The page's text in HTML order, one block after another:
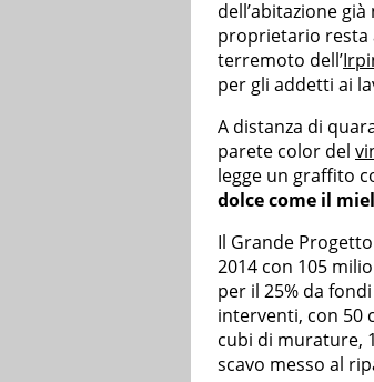
dell’abitazione
proprietario resta
terremoto dell’
per gli addetti ai
A distanza di
parete color del
legge un graffito
dolce come il
Il Grande
2014 con 105
per il 25% da
interventi, con 50
cubi di murature,
scavo messo al